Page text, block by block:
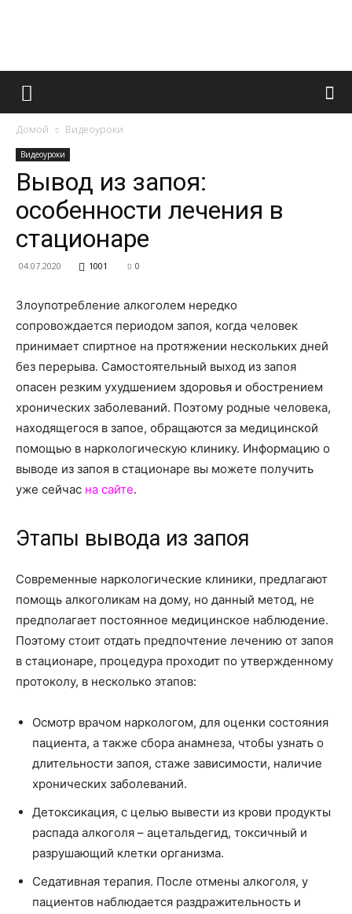
Французский
и
о
нем
Домой Видеоуроки
Видеоуроки
Вывод из запоя:
особенности лечения в
стационаре
04.07.2020 1001 0
Злоупотребление алкоголем нередко
сопровождается периодом запоя, когда человек
принимает спиртное на протяжении нескольких дней
без перерыва. Самостоятельный выход из запоя
опасен резким ухудшением здоровья и обострением
хронических заболеваний. Поэтому родные человека,
находящегося в запое, обращаются за медицинской
помощью в наркологическую клинику. Информацию о
выводе из запоя в стационаре вы можете получить
уже сейчас на сайте.
Этапы вывода из запоя
Современные наркологические клиники, предлагают
помощь алкоголикам на дому, но данный метод, не
предполагает постоянное медицинское наблюдение.
Поэтому стоит отдать предпочтение лечению от запоя
в стационаре, процедура проходит по утвержденному
протоколу, в несколько этапов:
Осмотр врачом наркологом, для оценки состояния
пациента, а также сбора анамнеза, чтобы узнать о
длительности запоя, стаже зависимости, наличие
хронических заболеваний.
Детоксикация, с целью вывести из крови продукты
распада алкоголя – ацетальдегид, токсичный и
разрушающий клетки организма.
Седативная терапия. После отмены алкоголя, у
пациентов наблюдается раздражительность и